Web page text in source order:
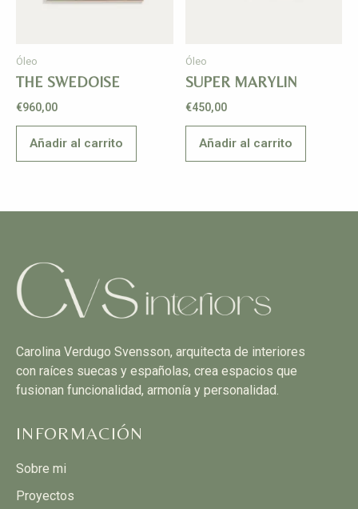
Óleo
THE SWEDOISE
€960,00
Añadir al carrito
Óleo
SUPER MARYLIN
€450,00
Añadir al carrito
Carolina Verdugo Svensson, arquitecta de interiores
con raíces suecas y españolas, crea espacios que
fusionan funcionalidad, armonía y personalidad.
INFORMACIÓN
Sobre mi
Proyectos